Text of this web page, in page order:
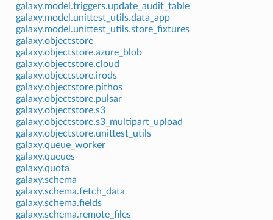
galaxy.model.triggers.update_audit_table
galaxy.model.unittest_utils.data_app
galaxy.model.unittest_utils.store_fixtures
galaxy.objectstore
galaxy.objectstore.azure_blob
galaxy.objectstore.cloud
galaxy.objectstore.irods
galaxy.objectstore.pithos
galaxy.objectstore.pulsar
galaxy.objectstore.s3
galaxy.objectstore.s3_multipart_upload
galaxy.objectstore.unittest_utils
galaxy.queue_worker
galaxy.queues
galaxy.quota
galaxy.schema
galaxy.schema.fetch_data
galaxy.schema.fields
galaxy.schema.remote_files